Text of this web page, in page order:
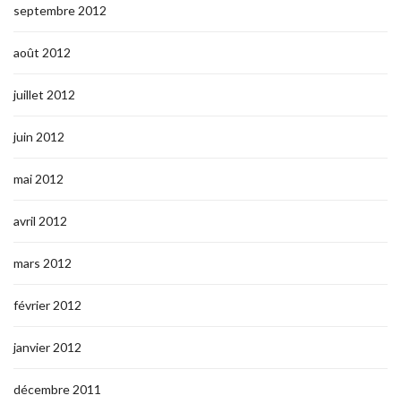
septembre 2012
août 2012
juillet 2012
juin 2012
mai 2012
avril 2012
mars 2012
février 2012
janvier 2012
décembre 2011